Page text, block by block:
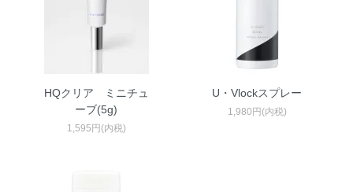
HQクリア ミニチュ
ーブ(5g)
1,595円(内税)
U・Vlockスプレー
1,980円(内税)